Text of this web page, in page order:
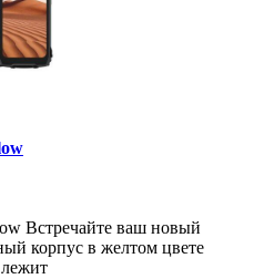
Встречайте ваш новый
корпус в желтом цвете